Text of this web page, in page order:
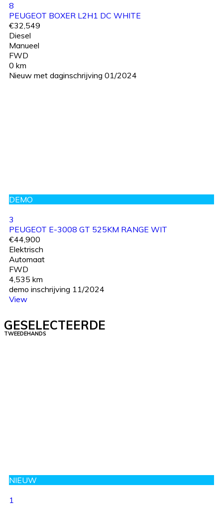
8
PEUGEOT BOXER L2H1 DC WHITE
€32,549
Diesel
Manueel
FWD
0 km
Nieuw met daginschrijving 01/2024
DEMO
3
PEUGEOT E-3008 GT 525KM RANGE WIT
€44,900
Elektrisch
Automaat
FWD
4,535 km
demo inschrijving 11/2024
View
GESELECTEERDE
TWEEDEHANDS
NIEUW
1